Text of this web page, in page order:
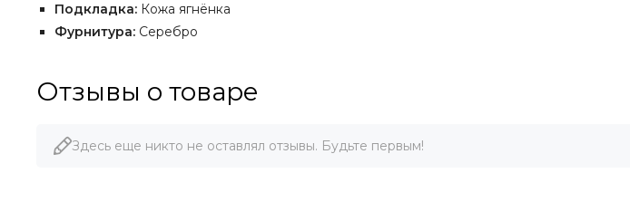
Подкладка: Кожа ягнёнка
Фурнитура: Серебро
Отзывы о товаре
Здесь еще никто не оставлял отзывы. Будьте первым!